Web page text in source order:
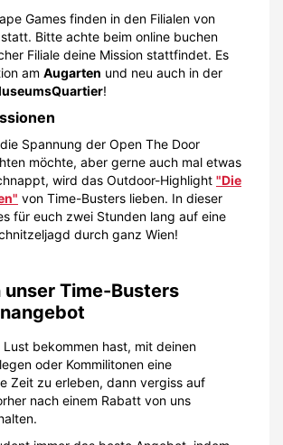
Games finden in den Filialen von
Bitte achte beim online buchen
Filiale deine Mission stattfindet. Es
am Augarten und neu auch in der
!
Spannung der Open The Door
möchte, aber gerne auch mal etwas
wird das Outdoor-Highlight "Die
von Time-Busters lieben. In dieser
für euch zwei Stunden lang auf eine
durch ganz Wien!
unser Time-Busters
bekommen hast, mit deinen
oder Kommilitonen eine
Zeit zu erleben, dann vergiss auf
nach einem Rabatt von uns